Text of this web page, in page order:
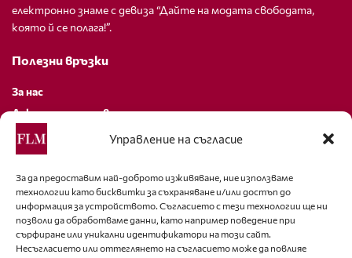
Управление на съгласие
За да предоставим най-доброто изживяване, ние използваме
технологии като бисквитки за съхраняване и/или достъп до
информация за устройството. Съгласието с тези технологии ще ни
позволи да обработваме данни, като например поведение при
сърфиране или уникални идентификатори на този сайт.
Несъгласието или оттеглянето на съгласието може да повлияе
електронно знаме с девиза “Дайте на модата свободата,
която й се полага!”.
Полезни връзки
За нас
Декларация за поверителност
Политика за бисквитки
За контакти
editor@fashion-lifestyle.net
+359 88 227 33 47